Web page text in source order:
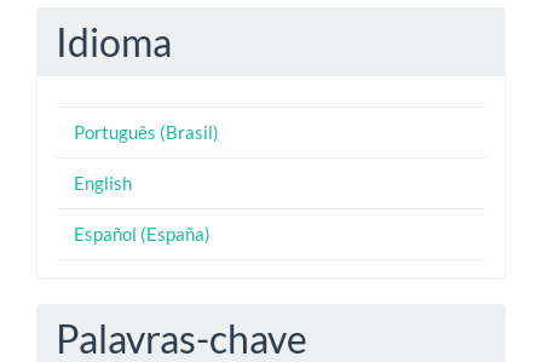
Idioma
Português (Brasil)
English
Español (España)
Palavras-chave